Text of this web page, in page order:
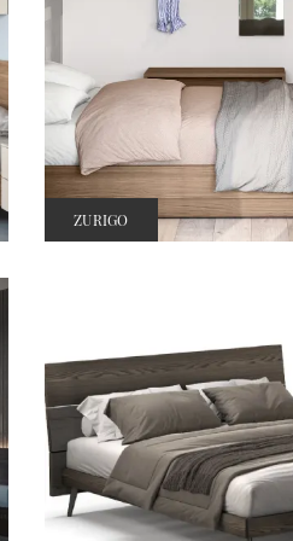
ZURIGO